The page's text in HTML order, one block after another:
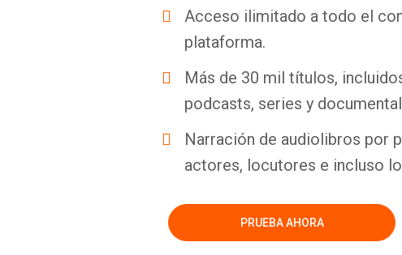
Acceso ilimitado a todo el
plataforma.
Más de 30 mil títulos,
podcasts, series y
Narración de audiolibros por
actores, locutores e incluso
PRUEBA AHORA